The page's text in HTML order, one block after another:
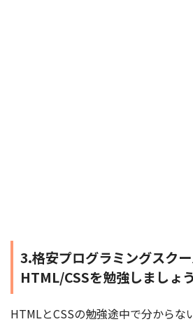
3.格安プログラミングスク
HTML/CSSを勉強しましょ
HTMLとCSSの勉強途中で分からな